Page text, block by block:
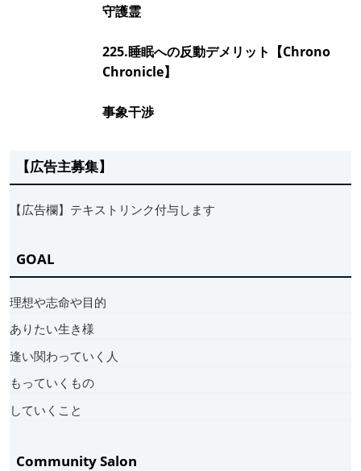
守護霊
225.睡眠への反動デメリット【Chrono
Chronicle】
事象干渉
【広告主募集】
【広告欄】テキストリンク付与します
GOAL
理想や志命や目的
ありたい生き様
逢い関わっていく人
もっていくもの
していくこと
Community Salon